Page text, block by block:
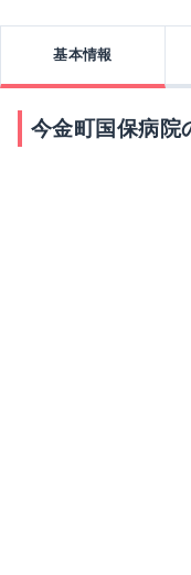
基本情報
今金町国保病院